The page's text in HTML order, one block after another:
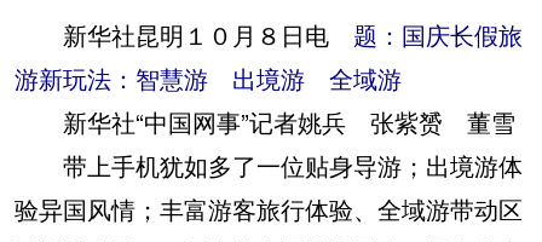
新华社昆明１０月８日电 题：国庆长假旅
游新玩法：智慧游 出境游 全域游
新华社“中国网事”记者姚兵 张紫赟 董雪
带上手机犹如多了一位贴身导游；出境游体
验异国风情；丰富游客旅行体验、全域游带动区